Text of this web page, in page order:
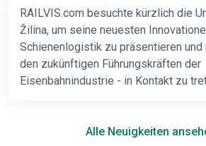
RAILVIS.com besuchte kürzlich die
Žilina, um seine neuesten
Schienenlogistik zu präsentieren und
den zukünftigen Führungskräften der
Eisenbahnindustrie - in Kontakt zu
Alle Neuigkeiten